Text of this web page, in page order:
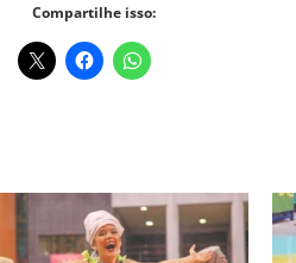
Compartilhe isso: